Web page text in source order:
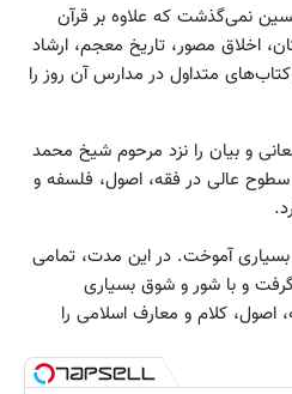
نمی‌گذشت که علاوه بر قرآن
اخلاق مصور، تاریخ معجم، ارشاد
متداول در مدارس آن روز را
و بیان را نزد مرحوم شیخ محمد
عالی در فقه، اصول، فلسفه و
1297 تا 1304 علوم بسیاری آموخت. در این مدت، تمامی
و با شور و شوق بسیاری
اصول، کلام و معارف اسلامی را